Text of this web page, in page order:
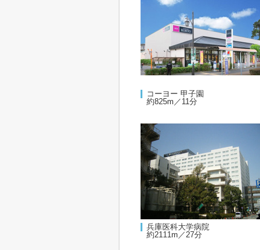
コーヨー 甲子園
約825m／11分
兵庫医科大学病院
約2111m／27分